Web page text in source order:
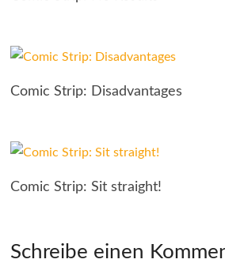
Comic Strip: Disadvantages
Comic Strip: Sit straight!
Schreibe einen